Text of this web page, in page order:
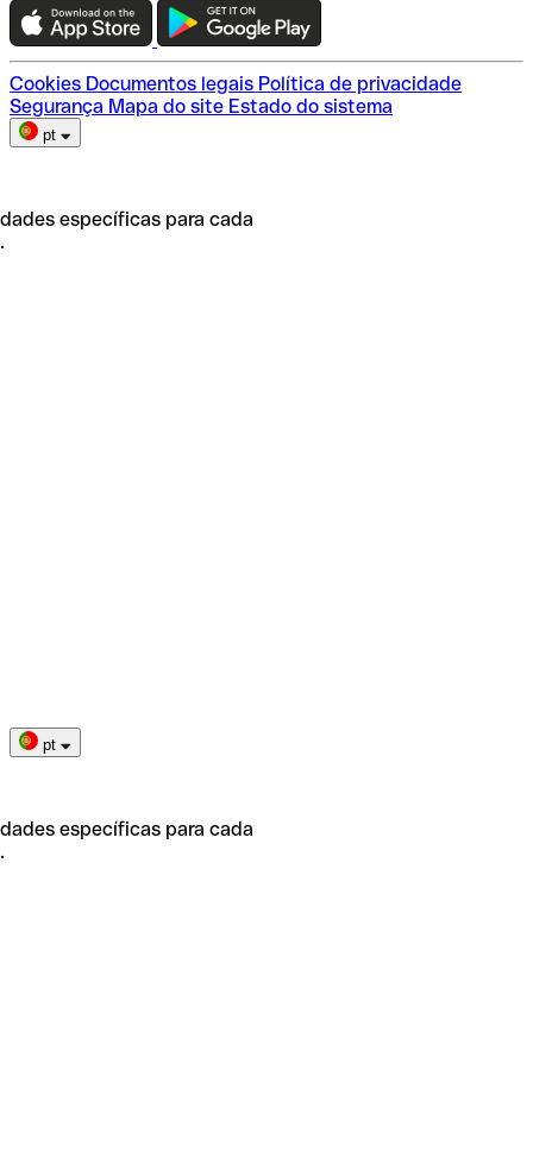
Escolha do plano
Cookies Documentos legais Política de privacidade
Segurança Mapa do site Estado do sistema
pt
específicas para cada
pt
específicas para cada